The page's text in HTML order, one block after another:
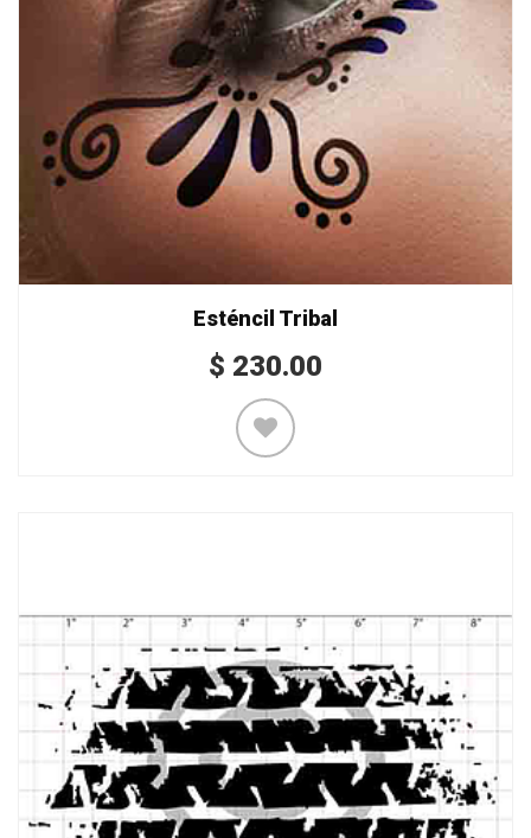
Esténcil Tribal
$ 230.00